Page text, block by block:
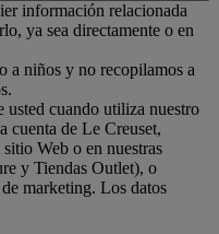
información relacionada
ya sea directamente o en
a niños y no recopilamos a
usted cuando utiliza nuestro
cuenta de Le Creuset,
Web o en nuestras
y Tiendas Outlet), o
marketing. Los datos